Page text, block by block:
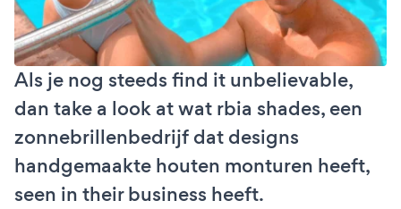
Als je nog steeds find it unbelievable,
dan take a look at wat rbia shades, een
zonnebrillenbedrijf dat designs
handgemaakte houten monturen heeft,
seen in their business heeft.